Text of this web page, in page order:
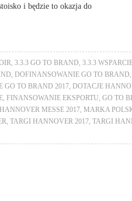
i będzie to okazja do
3.3.3 GO TO BRAND 3.3.3
DOFINANSOWANIE GO TO BRAND
GO TO BRAND 2017 DOTACJE
FINANSOWANIE EKSPORTU GO TO
HANNOVER MESSE 2017 MARKA
TARGI HANNOVER 2017 TARGI